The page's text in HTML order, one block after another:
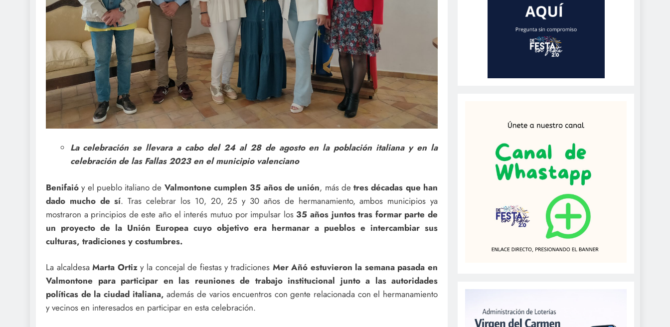
La celebración se llevara a cabo del 24 al 28 de agosto en la población italiana y en la
celebración de las Fallas 2023 en el municipio valenciano
Benifaió y el pueblo italiano de Valmontone cumplen 35 años de unión, más detres décadas que han
dado mucho de sí. Tras celebrar los 10, 20, 25 y 30 años de hermanamiento, ambos municipios ya
mostraron a principios de este año el interés mutuo por impulsar los 35 años juntos tras formar parte de
un proyecto de la Unión Europea cuyo objetivo era hermanar a pueblos e intercambiar sus
culturas, tradiciones y costumbres.
La alcaldesaMarta Ortizy la concejal de fiestas y tradiciones Mer Añó estuvieron la semana pasada en
Valmontone para participar en las reuniones de trabajo institucional junto a las autoridades
políticas de la ciudad italiana, además de varios encuentros con gente relacionada con el hermanamiento
y vecinos en interesados en participar en esta celebración.